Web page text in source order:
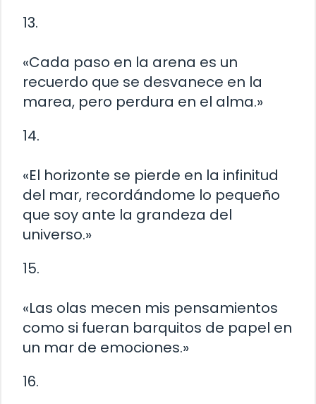
13.
«Cada paso en la arena es un
recuerdo que se desvanece en la
marea, pero perdura en el alma.»
14.
«El horizonte se pierde en la infinitud
del mar, recordándome lo pequeño
que soy ante la grandeza del
universo.»
15.
«Las olas mecen mis pensamientos
como si fueran barquitos de papel en
un mar de emociones.»
16.